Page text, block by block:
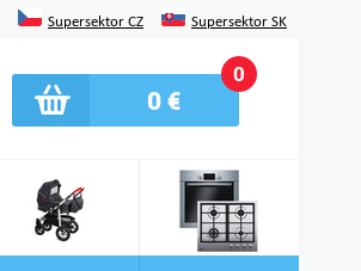
Supersektor CZ Supersektor SK
0€
0